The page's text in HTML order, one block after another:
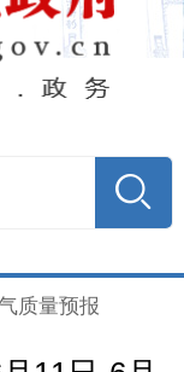
质量预报